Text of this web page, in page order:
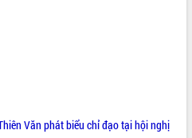
Văn phát biểu chỉ đạo tại hội nghị